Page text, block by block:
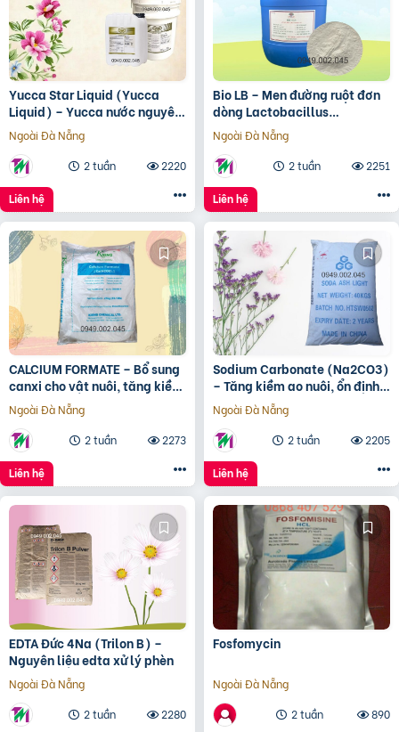
Yucca Star Liquid (Yucca
Liquid) – Yucca nước nguyên
liệu Mexico
Ngoài Đà Nẵng
2 tuần
2220
Liên hệ
Bio LB – Men đường ruột đơn
dòng Lactobacillus
acidophilus cho tôm cá
Ngoài Đà Nẵng
2 tuần
2251
Liên hệ
CALCIUM FORMATE – Bổ sung
canxi cho vật nuôi, tăng kiềm
ao nuôi
Ngoài Đà Nẵng
2 tuần
2273
Liên hệ
Sodium Carbonate (Na2CO3)
– Tăng kiềm ao nuôi, ổn định
môi trường
Ngoài Đà Nẵng
2 tuần
2205
Liên hệ
EDTA Đức 4Na (Trilon B) –
Nguyên liệu edta xử lý phèn
Ngoài Đà Nẵng
2 tuần
2280
Fosfomycin
Ngoài Đà Nẵng
2 tuần
890